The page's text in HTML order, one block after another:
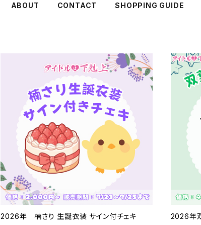
ABOUT CONTACT SHOPPING GUIDE
2026年 楠さり 生誕衣装 サイン付チェキ
2026年